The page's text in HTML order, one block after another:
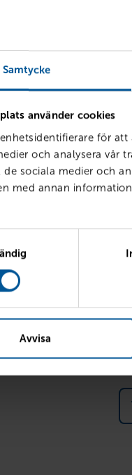
Samtycke
använder cookies
för
och analysera vår
sociala medier och
med annan
Avvisa
lasta
Reservera